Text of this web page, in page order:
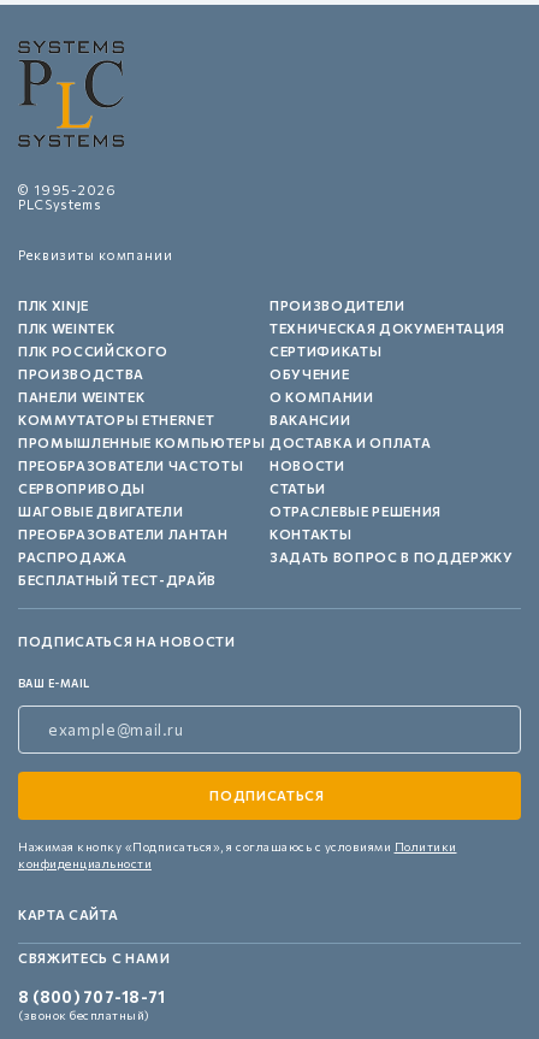
© 1995-2026
PLCSystems
Реквизиты компании
ПЛК XINJE
ПЛК WEINTEK
ПЛК РОССИЙСКОГО
ПРОИЗВОДСТВА
ПАНЕЛИ WEINTEK
КОММУТАТОРЫ ETHERNET
ПРОМЫШЛЕННЫЕ КОМПЬЮТЕРЫ
ПРЕОБРАЗОВАТЕЛИ ЧАСТОТЫ
СЕРВОПРИВОДЫ
ШАГОВЫЕ ДВИГАТЕЛИ
ПРЕОБРАЗОВАТЕЛИ ЛАНТАН
РАСПРОДАЖА
БЕСПЛАТНЫЙ ТЕСТ-ДРАЙВ
ПРОИЗВОДИТЕЛИ
ТЕХНИЧЕСКАЯ ДОКУМЕНТАЦИЯ
СЕРТИФИКАТЫ
ОБУЧЕНИЕ
О КОМПАНИИ
ВАКАНСИИ
ДОСТАВКА И ОПЛАТА
НОВОСТИ
СТАТЬИ
ОТРАСЛЕВЫЕ РЕШЕНИЯ
КОНТАКТЫ
ЗАДАТЬ ВОПРОС В ПОДДЕРЖКУ
ПОДПИСАТЬСЯ НА НОВОСТИ
ВАШ E-MAIL
Нажимая кнопку «Подписаться», я соглашаюсь с условиями Политики
конфиденциальности
КАРТА САЙТА
СВЯЖИТЕСЬ С НАМИ
8 (800) 707-18-71
(звонок бесплатный)